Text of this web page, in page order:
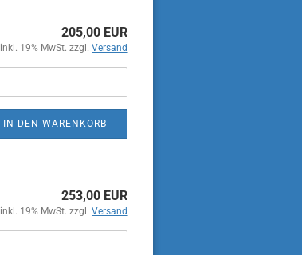
205,00 EUR
inkl. 19% MwSt. zzgl.Versand
IN DEN WARENKORB
253,00 EUR
inkl. 19% MwSt. zzgl.Versand